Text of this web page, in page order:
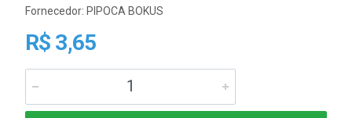
Fornecedor: PIPOCA BOKUS
R$ 3,65